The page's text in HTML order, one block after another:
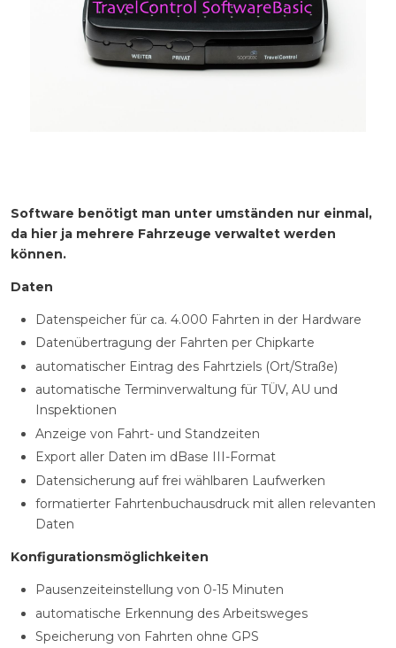
Software benötigt man unter umständen nur einmal,
da hier ja mehrere Fahrzeuge verwaltet werden
können.
Daten
Datenspeicher für ca. 4.000 Fahrten in der Hardware
Datenübertragung der Fahrten per Chipkarte
automatischer Eintrag des Fahrtziels (Ort/Straße)
automatische Terminverwaltung für TÜV, AU und
Inspektionen
Anzeige von Fahrt- und Standzeiten
Export aller Daten im dBase III-Format
Datensicherung auf frei wählbaren Laufwerken
formatierter Fahrtenbuchausdruck mit allen relevanten
Daten
Konfigurationsmöglichkeiten
Pausenzeiteinstellung von 0-15 Minuten
automatische Erkennung des Arbeitsweges
Speicherung von Fahrten ohne GPS